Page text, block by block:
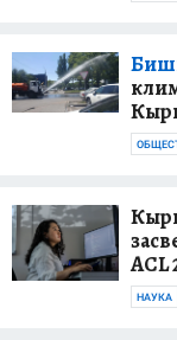
ACL
НАУКА